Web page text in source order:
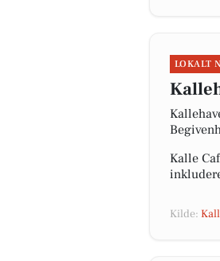
LOKALT
Kalle
Kilde: